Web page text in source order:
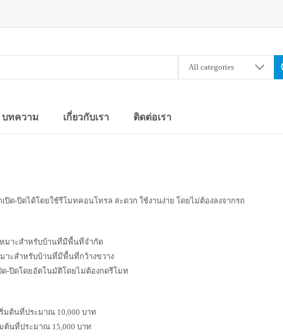
All categories
บทความ เกี่ยวกับเรา ติดต่อเรา
ปิด-ปิดได้โดยใช้รีโมทคอนโทรล สะดวก ใช้งานง่าย โดยไม่ต้องลงจากรถ
หมาะสำหรับบ้านที่มีพื้นที่จำกัด
มาะสำหรับบ้านที่มีพื้นที่กว้างขวาง
ด-ปิดโดยอัตโนมัติโดยไม่ต้องกดรีโมท
ริ่มต้นที่ประมาณ 10,000 บาท
มต้นที่ประมาณ 15,000 บาท